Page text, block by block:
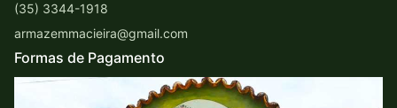
(35) 3344-1918
armazemmacieira@gmail.com
Formas de Pagamento